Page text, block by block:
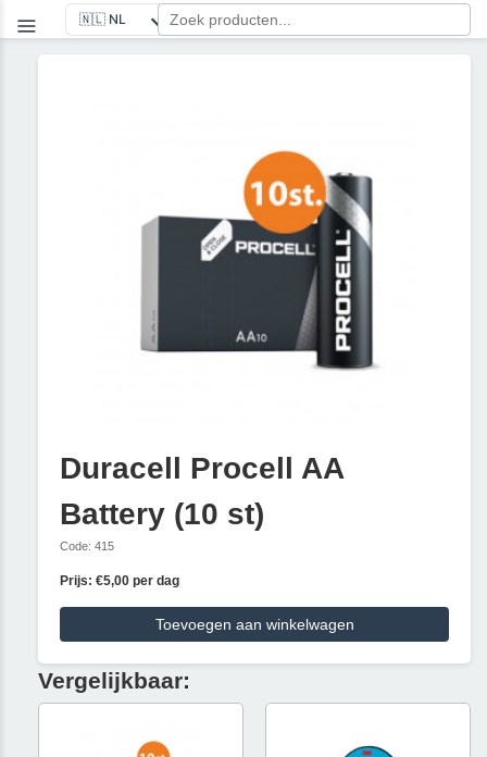
Duracell Procell AA
Battery (10 st)
Code: 415
Prijs: €5,00 per dag
Toevoegen aan winkelwagen
Vergelijkbaar: